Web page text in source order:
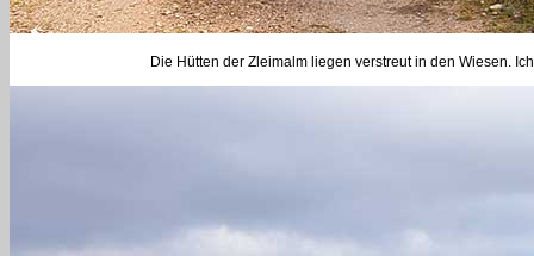
Die Hütten der Zleimalm liegen verstreut in den Wiesen.